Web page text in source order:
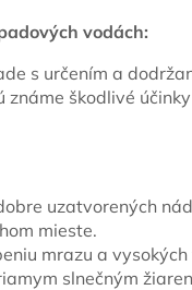
vodách:
s určením a
známe škodlivé
uzatvorených
mieste.
mrazu a
slnečným